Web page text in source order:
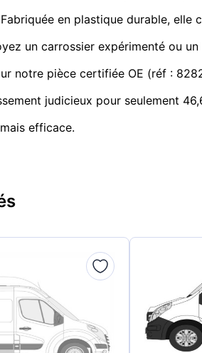
en plastique durable,
un carrossier expérimenté ou
notre pièce certifiée OE (réf :
judicieux pour seulement
efficace.